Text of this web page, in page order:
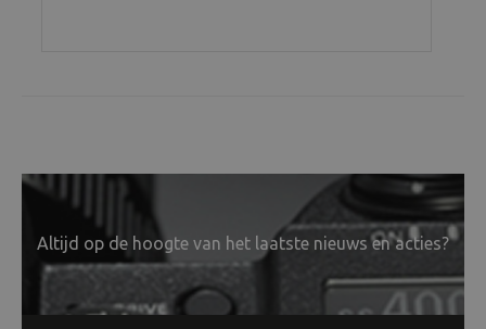
Altijd op de hoogte van het laatste nieuws en acties?